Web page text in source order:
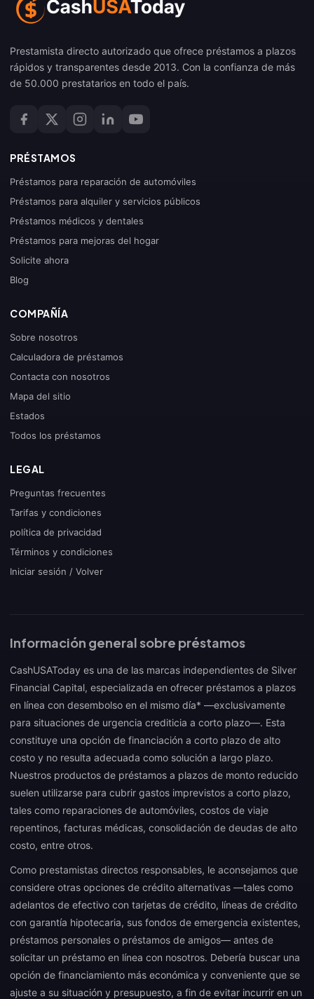
Prestamista directo autorizado que ofrece préstamos a plazos
rápidos y transparentes desde 2013. Con la confianza de más
de 50.000 prestatarios en todo el país.
PRÉSTAMOS
Préstamos para reparación de automóviles
Préstamos para alquiler y servicios públicos
Préstamos médicos y dentales
Préstamos para mejoras del hogar
Solicite ahora
Blog
COMPAÑÍA
Sobre nosotros
Calculadora de préstamos
Contacta con nosotros
Mapa del sitio
Estados
Todos los préstamos
LEGAL
Preguntas frecuentes
Tarifas y condiciones
política de privacidad
Términos y condiciones
Iniciar sesión / Volver
Información general sobre préstamos
CashUSAToday es una de las marcas independientes de Silver
Financial Capital, especializada en ofrecer préstamos a plazos
en línea con desembolso en el mismo día* —exclusivamente
para situaciones de urgencia crediticia a corto plazo—. Esta
constituye una opción de financiación a corto plazo de alto
costo y no resulta adecuada como solución a largo plazo.
Nuestros productos de préstamos a plazos de monto reducido
suelen utilizarse para cubrir gastos imprevistos a corto plazo,
tales como reparaciones de automóviles, costos de viaje
repentinos, facturas médicas, consolidación de deudas de alto
costo, entre otros.
Como prestamistas directos responsables, le aconsejamos que
considere otras opciones de crédito alternativas —tales como
adelantos de efectivo con tarjetas de crédito, líneas de crédito
con garantía hipotecaria, sus fondos de emergencia existentes,
préstamos personales o préstamos de amigos— antes de
solicitar un préstamo en línea con nosotros. Debería buscar una
opción de financiamiento más económica y conveniente que se
ajuste a su situación y presupuesto, a fin de evitar incurrir en un